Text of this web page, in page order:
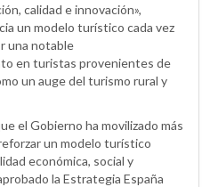
calidad e innovación»,
un modelo turístico cada vez
una notable
en turistas provenientes de
un auge del turismo rural y
el Gobierno ha movilizado más
un modelo turístico
económica, social y
la Estrategia España